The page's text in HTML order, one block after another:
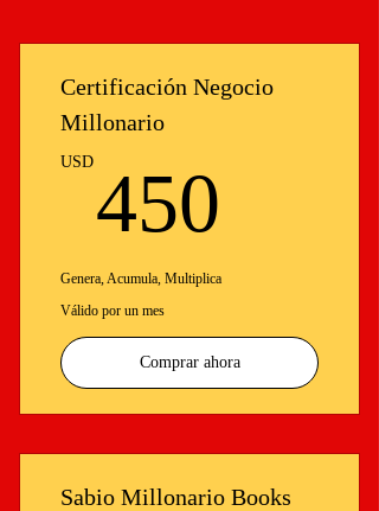
Certificación Negocio
Millonario
USD 450
Genera, Acumula, Multiplica
Válido por un mes
Comprar ahora
Sabio Millonario Books